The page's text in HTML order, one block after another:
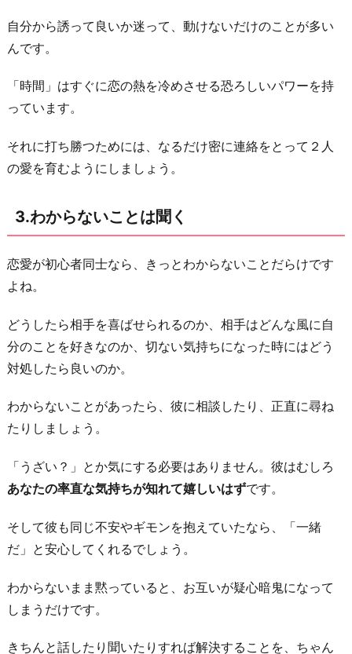
自分から誘って良いか迷って、動けないだけのことが多い
んです。
「時間」はすぐに恋の熱を冷めさせる恐ろしいパワーを持
っています。
それに打ち勝つためには、なるだけ密に連絡をとって２人
の愛を育むようにしましょう。
3.わからないことは聞く
恋愛が初心者同士なら、きっとわからないことだらけです
よね。
どうしたら相手を喜ばせられるのか、相手はどんな風に自
分のことを好きなのか、切ない気持ちになった時にはどう
対処したら良いのか。
わからないことがあったら、彼に相談したり、正直に尋ね
たりしましょう。
「うざい？」とか気にする必要はありません。彼はむしろ
あなたの率直な気持ちが知れて嬉しいはずです。
そして彼も同じ不安やギモンを抱えていたなら、「一緒
だ」と安心してくれるでしょう。
わからないまま黙っていると、お互いが疑心暗鬼になって
しまうだけです。
きちんと話したり聞いたりすれば解決することを、ちゃん